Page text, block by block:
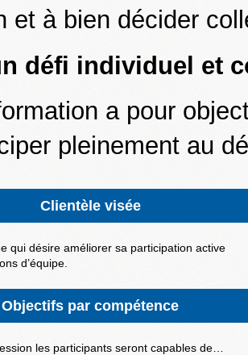
et à bien décider
défi individuel et
a pour
pleinement au
Clientèle visée
qui désire améliorer sa participation active
d’équipe.
Objectifs par compétence
les participants seront capables de…